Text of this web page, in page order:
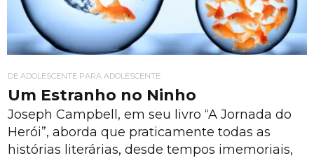
DE ADOLESCENTE PARA ADOLESCENTE
Um Estranho no Ninho
Joseph Campbell, em seu livro “A Jornada do
Herói”, aborda que praticamente todas as
histórias literárias, desde tempos imemoriais,